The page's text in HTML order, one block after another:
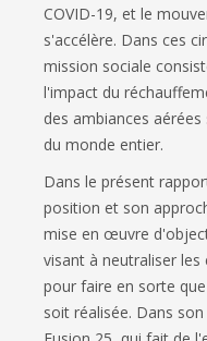
COVID-19, et le
s'accélère. Dans ces
mission sociale
l'impact du
des ambiances
du monde entier.
Dans le présent
position et son
mise en œuvre
visant à neutraliser
pour faire en sorte
soit réalisée. Dans